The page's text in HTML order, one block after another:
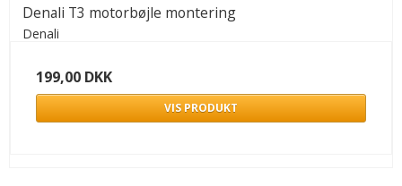
Denali T3 motorbøjle montering
Denali
199,00 DKK
VIS PRODUKT